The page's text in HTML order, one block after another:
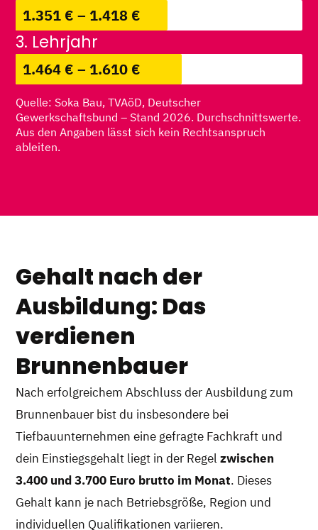
1.351 € – 1.418 €
3. Lehrjahr
1.464 € – 1.610 €
Quelle: Soka Bau, TVAöD, Deutscher
Gewerkschaftsbund – Stand 2026. Durchschnittswerte.
Aus den Angaben lässt sich kein Rechtsanspruch
ableiten.
Gehalt nach der
Ausbildung: Das
verdienen
Brunnenbauer
Nach erfolgreichem Abschluss der Ausbildung zum
Brunnenbauer bist du insbesondere bei
Tiefbauunternehmen eine gefragte Fachkraft und
dein Einstiegsgehalt liegt in der Regel zwischen
3.400 und 3.700 Euro brutto im Monat. Dieses
Gehalt kann je nach Betriebsgröße, Region und
individuellen Qualifikationen variieren.